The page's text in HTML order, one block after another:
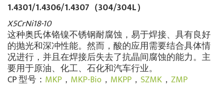
1.4301/1.4306/1.4307（304/304L）
X5CrNi18-10
这种奥氏体铬镍不锈钢耐腐蚀，易于焊接、具有良好
的抛光和深冲性能。然而，酸的应用需要结合具体情
况进行，并且在焊接后失去了抗晶间腐蚀的能力。主
要用于原油、化工、石化和汽车行业。
CP 型号： MKP ， MKP-Bio ， MKPP ， SZMK ， ZMP